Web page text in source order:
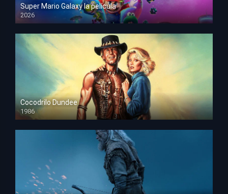
Super Mario Galaxy la película
2026
HD 1080p
Cocodrilo Dundee
1986
HD 1080p